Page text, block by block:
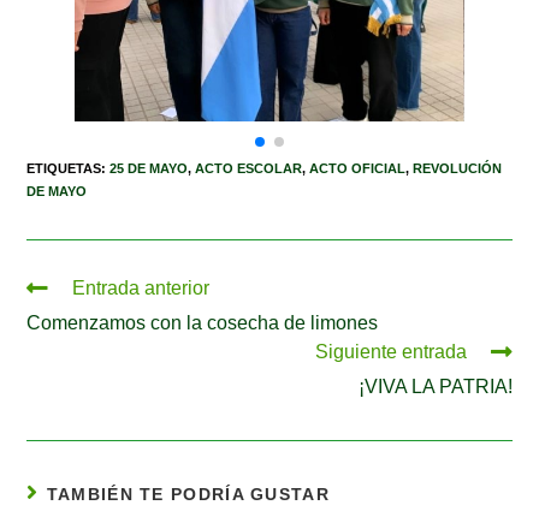
ETIQUETAS:25 DE MAYO, ACTO ESCOLAR, ACTO OFICIAL, REVOLUCIÓN
DE MAYO
Entrada anterior
Comenzamos con la cosecha de limones
Siguiente entrada
¡VIVA LA PATRIA!
TAMBIÉN TE PODRÍA GUSTAR